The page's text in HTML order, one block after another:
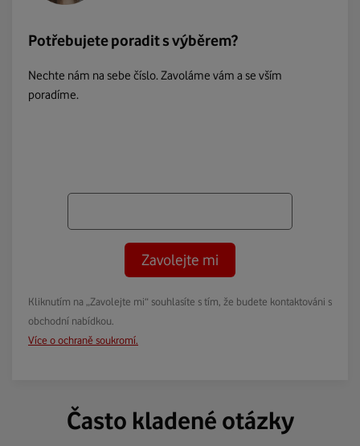
Potřebujete poradit s výběrem?
Nechte nám na sebe číslo. Zavoláme vám a se vším
poradíme.
Zavolejte mi
Kliknutím na „Zavolejte mi“ souhlasíte s tím, že budete kontaktováni s
obchodní nabídkou.
Více o ochraně soukromí.
Často kladené otázky